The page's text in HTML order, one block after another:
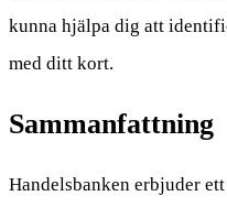
kunna hjälpa dig att
med ditt kort.
Sammanfattning
Handelsbanken erbjuder